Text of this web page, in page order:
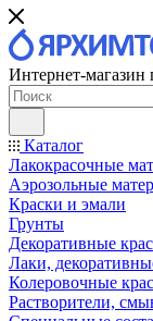
Интернет-магазин
Каталог
Лакокрасочные
Аэрозольные
Краски и эмали
Грунты
Декоративные
Лаки,
Колеровочные
Растворители,